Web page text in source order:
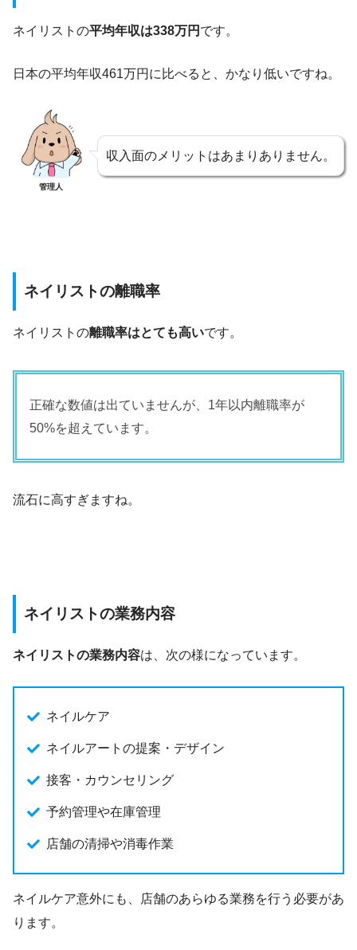
ネイリストの平均年収は338万円 です。
日本の平均年収461万円に比べると、かなり低いですね。
管理人
収入面のメリットはあまりありません。
ネイリストの離職率
ネイリストの離職率はとても高いです。
正確な数値は出ていませんが、1年以内離職率が
50%を超えています。
流石に高すぎますね。
ネイリストの業務内容
ネイリストの業務内容は、次の様になっています。
ネイルケア
ネイルアートの提案・デザイン
接客・カウンセリング
予約管理や在庫管理
店舗の清掃や消毒作業
ネイルケア意外にも、店舗のあらゆる業務を行う必要があ
ります。